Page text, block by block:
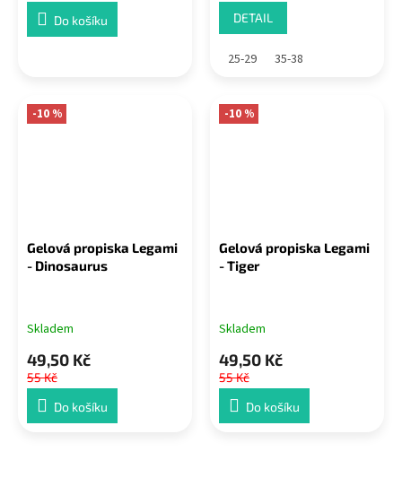
Do košíku
DETAIL
25-29 35-38
-10 %
Gelová propiska Legami
- Dinosaurus
Skladem
49,50 Kč
55 Kč
Do košíku
-10 %
Gelová propiska Legami
- Tiger
Skladem
49,50 Kč
55 Kč
Do košíku